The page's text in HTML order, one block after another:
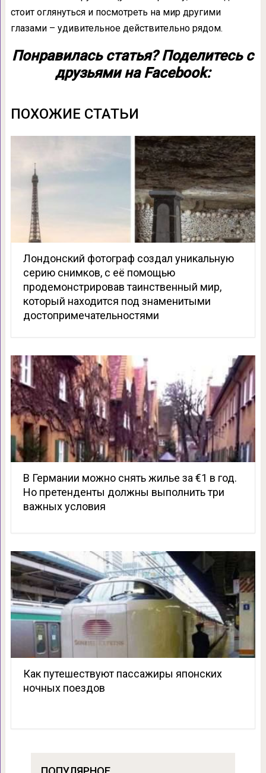
стоит оглянуться и посмотреть на мир другими
глазами – удивительное действительно рядом.
Понравилась статья? Поделитесь с
друзьями на Facebook:
ПОХОЖИЕ СТАТЬИ
Лондонский фотограф создал уникальную
серию снимков, с её помощью
продемонстрировав таинственный мир,
который находится под знаменитыми
достопримечательностями
В Германии можно снять жилье за €1 в год.
Но претенденты должны выполнить три
важных условия
Как путешествуют пассажиры японских
ночных поездов